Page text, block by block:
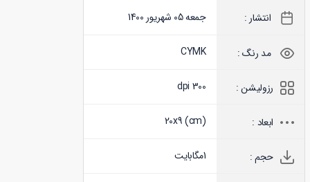
انتشار : جمعه 05 شهریور 1400
مد رنگ : CYMK
رزولیشن : 300 dpi
ابعاد : 20x9 (cm)
حجم : 1مگابایت